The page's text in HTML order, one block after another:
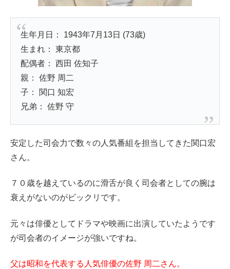
生年月日： 1943年7月13日 (73歳)
生まれ： 東京都
配偶者： 西田 佐知子
親： 佐野 周二
子： 関口 知宏
兄弟： 佐野 守
安定した司会力で数々の人気番組を担当してきた関口宏
さん。
７０歳を越えているのに滑舌が良く司会者としての腕は
衰えがないのがビックリです。
元々は俳優としてドラマや映画に出演していたようです
が司会者のイメージが強いですね。
父は昭和を代表する人気俳優の佐野 周二さん。